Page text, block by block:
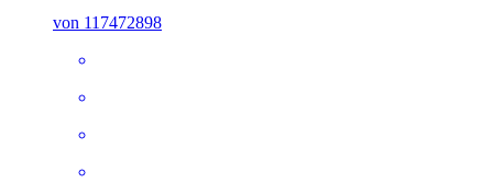
von 117472898